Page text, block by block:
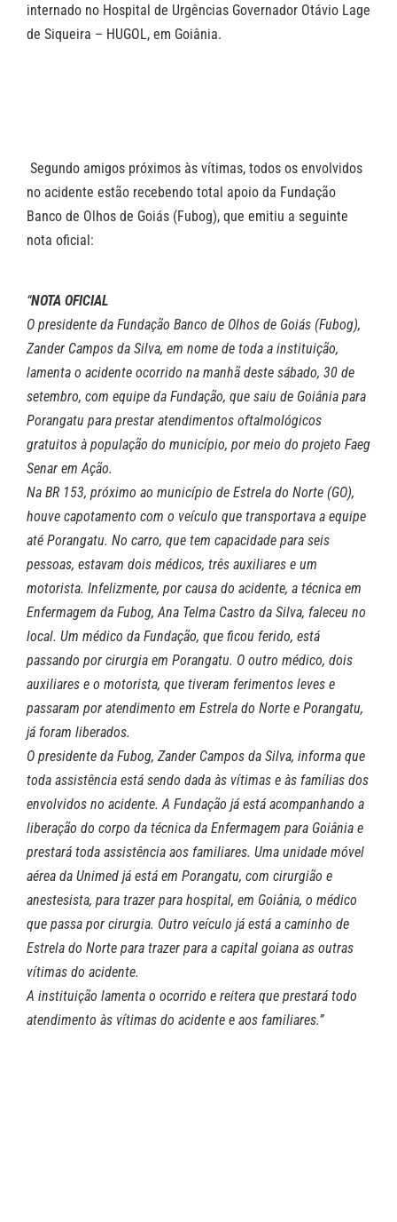
internado no Hospital de Urgências Governador Otávio Lage
de Siqueira – HUGOL, em Goiânia.
Segundo amigos próximos às vítimas, todos os envolvidos
no acidente estão recebendo total apoio da Fundação
Banco de Olhos de Goiás (Fubog), que emitiu a seguinte
nota oficial:
“NOTA OFICIAL
O presidente da Fundação Banco de Olhos de Goiás (Fubog),
Zander Campos da Silva, em nome de toda a instituição,
lamenta o acidente ocorrido na manhã deste sábado, 30 de
setembro, com equipe da Fundação, que saiu de Goiânia para
Porangatu para prestar atendimentos oftalmológicos
gratuitos à população do município, por meio do projeto Faeg
Senar em Ação.
Na BR 153, próximo ao município de Estrela do Norte (GO),
houve capotamento com o veículo que transportava a equipe
até Porangatu. No carro, que tem capacidade para seis
pessoas, estavam dois médicos, três auxiliares e um
motorista. Infelizmente, por causa do acidente, a técnica em
Enfermagem da Fubog, Ana Telma Castro da Silva, faleceu no
local. Um médico da Fundação, que ficou ferido, está
passando por cirurgia em Porangatu. O outro médico, dois
auxiliares e o motorista, que tiveram ferimentos leves e
passaram por atendimento em Estrela do Norte e Porangatu,
já foram liberados.
O presidente da Fubog, Zander Campos da Silva, informa que
toda assistência está sendo dada às vítimas e às famílias dos
envolvidos no acidente. A Fundação já está acompanhando a
liberação do corpo da técnica da Enfermagem para Goiânia e
prestará toda assistência aos familiares. Uma unidade móvel
aérea da Unimed já está em Porangatu, com cirurgião e
anestesista, para trazer para hospital, em Goiânia, o médico
que passa por cirurgia. Outro veículo já está a caminho de
Estrela do Norte para trazer para a capital goiana as outras
vítimas do acidente.
A instituição lamenta o ocorrido e reitera que prestará todo
atendimento às vítimas do acidente e aos familiares.”